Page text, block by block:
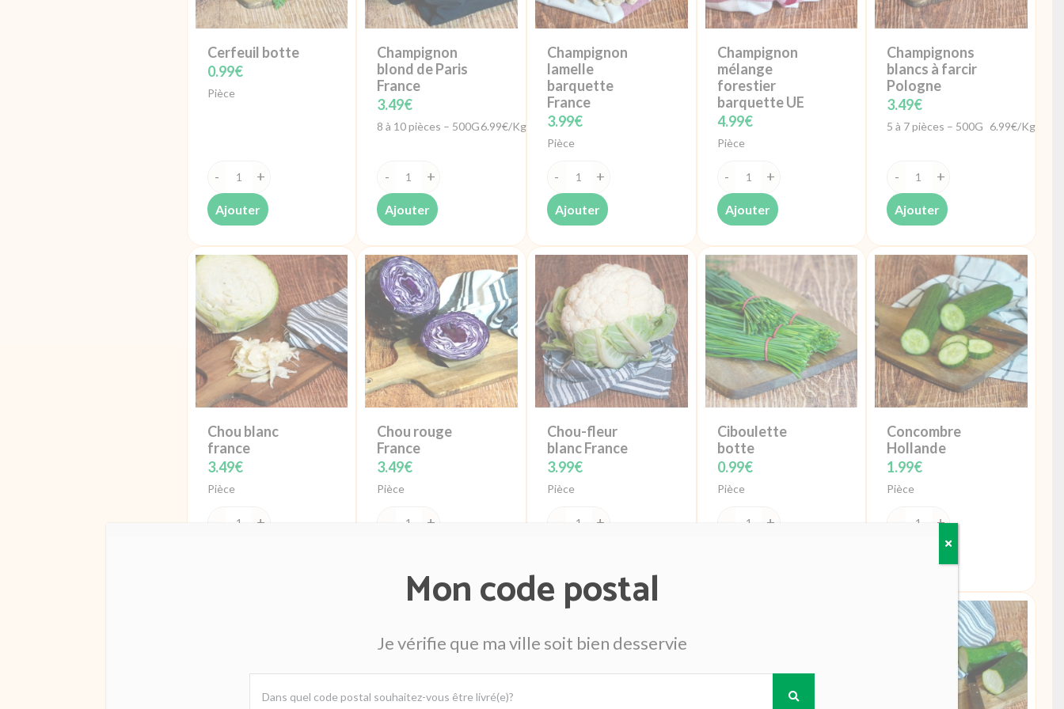
Cerfeuil botte
0.99€
Pièce
de
botte
Ajouter
Champignon
blond de Paris
France
3.49€
8 à 10 pièces – 500G6.99€/Kg
de
blond
de
Paris
France
Ajouter
Champignon
lamelle
barquette
France
3.99€
Pièce
de
lamelle
barquette
France
Ajouter
Champignon
mélange
forestier
barquette UE
4.99€
Pièce
de
mélange
forestier
barquette
UE
Ajouter
Champignons
blancs à farcir
Pologne
3.49€
5 à 7 pièces – 500G 6.99€/Kg
de
blancs
à
farcir
Pologne
Ajouter
Chou blanc
france
3.49€
Pièce
Chou rouge
France
3.49€
Pièce
Chou
rouge
Chou-fleur
blanc France
3.99€
Pièce
fleur
France
Ciboulette
botte
0.99€
Pièce
Concombre
Hollande
1.99€
Pièce
Hollande
Mon code postal
Je vérifie que ma ville soit bien desservie